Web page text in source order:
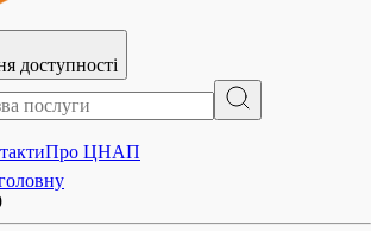
доступності
Про ЦНАП